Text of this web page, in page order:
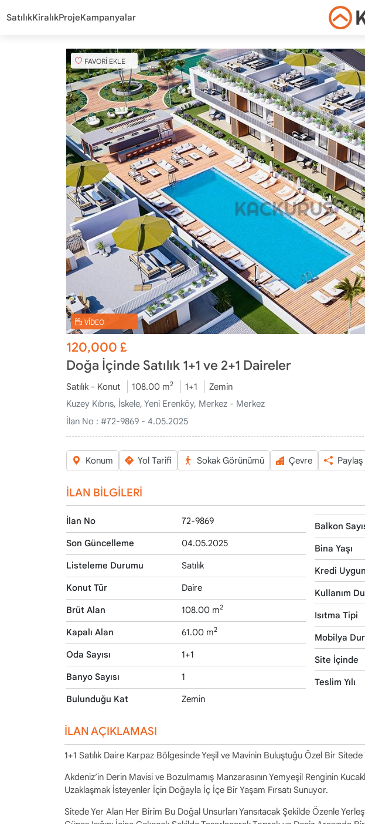
SatılıkKiralıkProjeKampanyalar
FAVORİ EKLE
VİDEO
120,000£
Doğa İçinde Satılık 1+1 ve 2+1 Daireler
Satılık - Konut 108.00 m2 1+1
Zemin
Kuzey Kıbrıs, İskele, Yeni Erenköy, Merkez - Merkez
İlan No : #72-9869 - 4.05.2025
Konum Yol Tarifi Sokak Görünümü Çevre Paylaş
İLAN BİLGİLERİ
İlan No 72-9869
Son Güncelleme 04.05.2025
Listeleme Durumu Satılık
Konut Tür Daire
Brüt Alan 108.00 m2
Kapalı Alan 61.00 m2
Oda Sayısı 1+1
Banyo Sayısı 1
Bulunduğu Kat Zemin
Balkon
Bina Yaşı
Kredi
Kullanım
Isıtma Tipi
Mobilya
Site İçinde
Teslim Yılı
İLAN AÇIKLAMASI
1+1 Satılık Daire Karpaz Bölgesinde Yeşil ve Mavinin Buluştuğu Özel Bir Sitede
Akdeniz’in Derin Mavisi ve Bozulmamış Manzarasının Yemyeşil Renginin
Uzaklaşmak İsteyenler İçin Doğayla İç İçe Bir Yaşam Fırsatı Sunuyor.
Sitede Yer Alan Her Birim Bu Doğal Unsurları Yansıtacak Şekilde Özenle